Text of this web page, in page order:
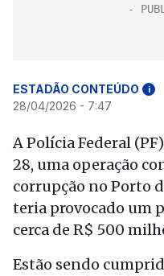
ESTADÃO CONTEÚDO i
28/04/2026 - 7:47
A Polícia Federal
28, uma operação
corrupção no Porto
teria provocado um
cerca de R$ 500
Estão sendo